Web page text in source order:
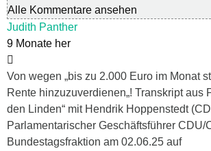
Alle Kommentare ansehen
Judith Panther
9 Monate her
Von wegen „bis zu 2.000 Euro im Monat
Rente hinzuzuverdienen„! Transkript aus
den Linden“ mit Hendrik Hoppenstedt
Parlamentarischer Geschäftsführer CDU/
Bundestagsfraktion am 02.06.25 auf